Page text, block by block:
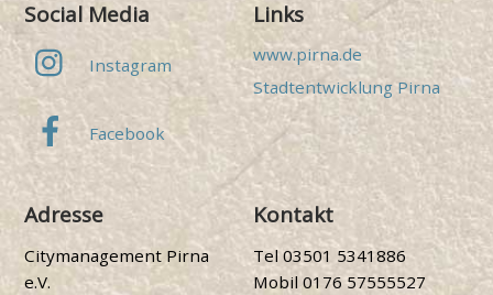
Social Media
Instagram
Facebook
Links
www.pirna.de
Stadtentwicklung Pirna
Adresse
Citymanagement Pirna
e.V.
Kontakt
Tel 03501 5341886
Mobil 0176 57555527